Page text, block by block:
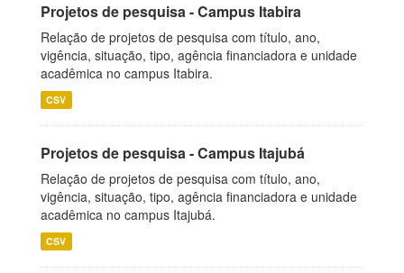
Projetos de pesquisa - Campus Itabira
Relação de projetos de pesquisa com título, ano,
vigência, situação, tipo, agência financiadora e unidade
acadêmica no campus Itabira.
CSV
Projetos de pesquisa - Campus Itajubá
Relação de projetos de pesquisa com título, ano,
vigência, situação, tipo, agência financiadora e unidade
acadêmica no campus Itajubá.
CSV